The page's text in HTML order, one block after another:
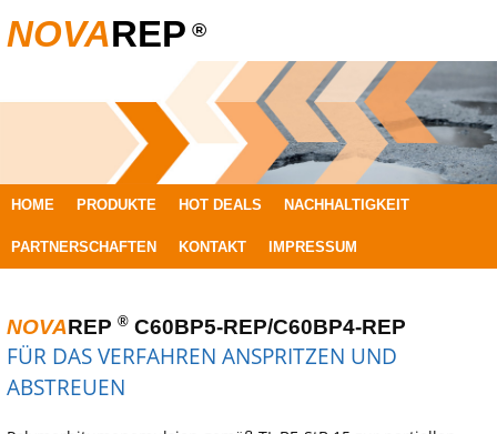
NOVAREP ®
SPRINGE
ZUM
HOME PRODUKTE HOT DEALS NACHHALTIGKEIT
PARTNERSCHAFTEN KONTAKT IMPRESSUM
NOVAREP ® C60BP5-REP/C60BP4-REP
FÜR DAS VERFAHREN ANSPRITZEN UND
ABSTREUEN